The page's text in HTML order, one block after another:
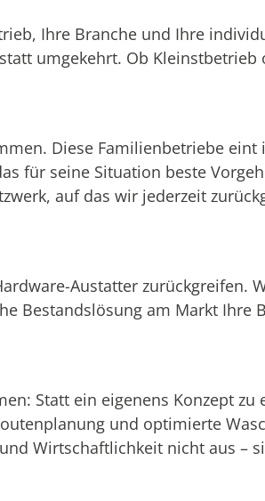
Ihre Branche und Ihre
umgekehrt. Ob Kleinstbetrieb
Diese Familienbetriebe eint
für seine Situation beste
auf das wir jederzeit
Austatter zurückgreifen.
Bestandslösung am Markt Ihre
Statt ein eigenens Konzept zu
und optimierte
Wirtschaftlichkeit nicht aus –